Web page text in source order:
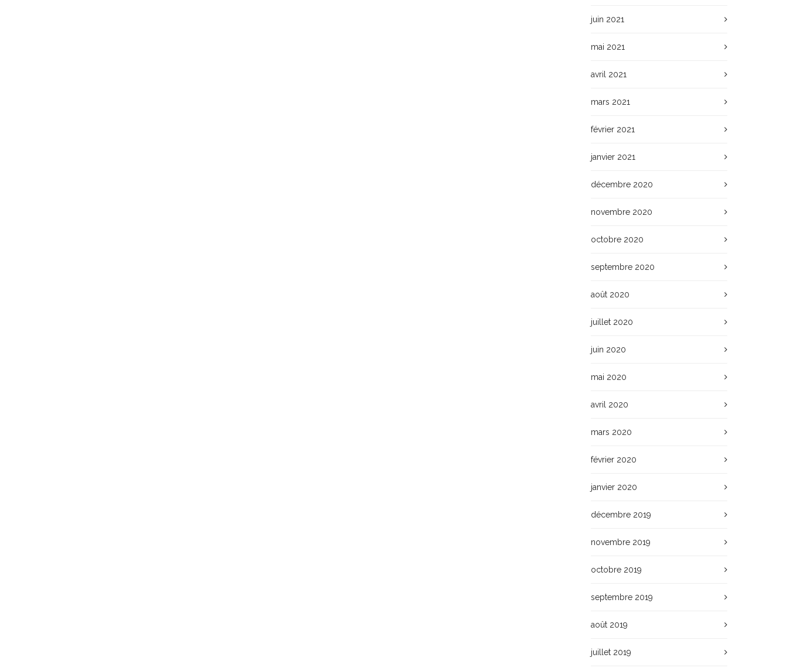
juin 2021
mai 2021
avril 2021
mars 2021
février 2021
janvier 2021
décembre 2020
novembre 2020
octobre 2020
septembre 2020
août 2020
juillet 2020
juin 2020
mai 2020
avril 2020
mars 2020
février 2020
janvier 2020
décembre 2019
novembre 2019
octobre 2019
septembre 2019
août 2019
juillet 2019